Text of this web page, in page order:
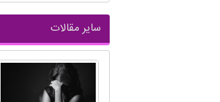
سایر مقالات